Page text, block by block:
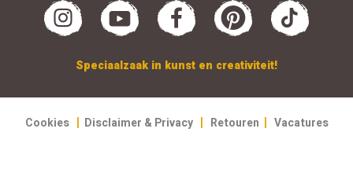
Speciaalzaak in kunst en creativiteit!
Cookies | Disclaimer & Privacy | Retouren | Vacatures